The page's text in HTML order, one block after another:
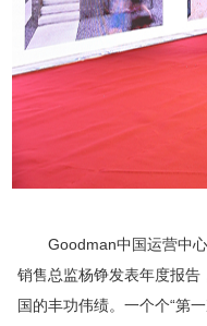
Goodman中国运营中心
销售总监杨铮发表年度报告
国的丰功伟绩。一个个“第